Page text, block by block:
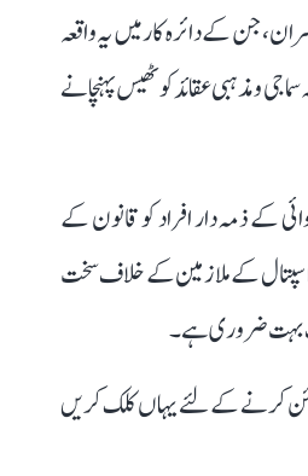
جن کے دائرہ کار میں یہ واقعہ
و مذہبی عقائد کو ٹھیس پہنچانے
کے ذمہ دار افراد کو قانون کے
اسپتال کے ملازمین کے خلاف سخت
بہت ضروری ہے۔
کرنے کے لئے یہاں کلک کریں